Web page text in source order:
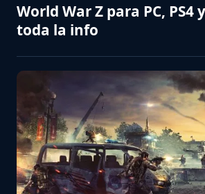
World War Z para PC, PS4
toda la info